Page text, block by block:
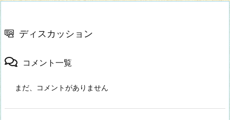
ディスカッション
コメント一覧
まだ、コメントがありません